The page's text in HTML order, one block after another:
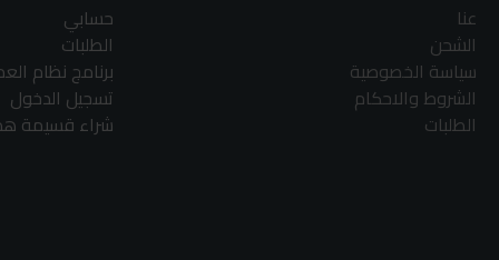
عنا
الشحن
سياسة الخصوصية
الشروط والاحكام
الطلبات
حسابي
الطلبات
برنامج نظام
تسجيل الدخول
شراء قسيمة